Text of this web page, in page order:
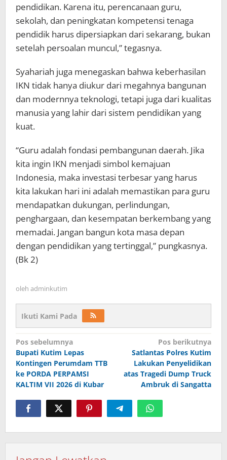
pendidikan. Karena itu, perencanaan guru,
sekolah, dan peningkatan kompetensi tenaga
pendidik harus dipersiapkan dari sekarang, bukan
setelah persoalan muncul,” tegasnya.
Syahariah juga menegaskan bahwa keberhasilan
IKN tidak hanya diukur dari megahnya bangunan
dan modernnya teknologi, tetapi juga dari kualitas
manusia yang lahir dari sistem pendidikan yang
kuat.
“Guru adalah fondasi pembangunan daerah. Jika
kita ingin IKN menjadi simbol kemajuan
Indonesia, maka investasi terbesar yang harus
kita lakukan hari ini adalah memastikan para guru
mendapatkan dukungan, perlindungan,
penghargaan, dan kesempatan berkembang yang
memadai. Jangan bangun kota masa depan
dengan pendidikan yang tertinggal,” pungkasnya.
(Bk 2)
oleh adminkutim
Ikuti Kami Pada
Navigasi
pos
Pos sebelumnya
Bupati Kutim Lepas
Kontingen Perumdam TTB
ke PORDA PERPAMSI
KALTIM VII 2026 di Kubar
Pos berikutnya
Satlantas Polres Kutim
Lakukan Penyelidikan
atas Tragedi Dump Truck
Ambruk di Sangatta